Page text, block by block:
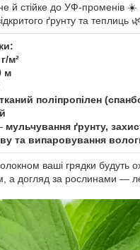
й стійке до УФ-променів ☀️
ґрунту та теплиць 🌿
м²
м
поліпропілен
мульчування ґрунту,
та випаровування
ваші грядки будуть
догляд за рослинами —